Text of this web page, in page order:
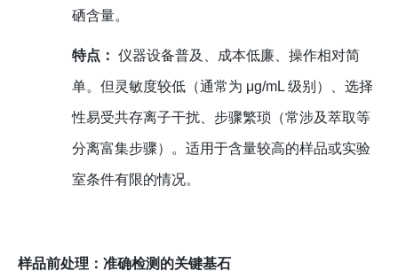
硒含量。
特点： 仪器设备普及、成本低廉、操作相对简
单。但灵敏度较低（通常为 μg/mL 级别）、选择
性易受共存离子干扰、步骤繁琐（常涉及萃取等
分离富集步骤）。适用于含量较高的样品或实验
室条件有限的情况。
样品前处理：准确检测的关键基石